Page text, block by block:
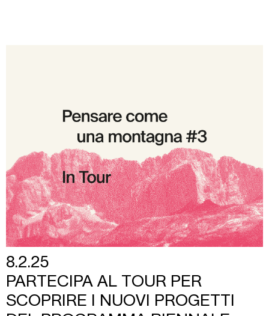
8.2.25
PARTECIPA AL TOUR PER
SCOPRIRE I NUOVI PROGETTI